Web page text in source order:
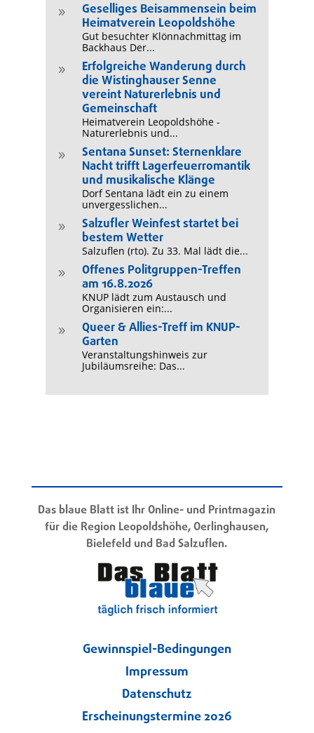
9
Geselliges Beisammensein beim
Heimatverein Leopoldshöhe
Gut besuchter Klönnachmittag im
Backhaus Der...
9
Erfolgreiche Wanderung durch
die Wistinghauser Senne
vereint Naturerlebnis und
Gemeinschaft
Heimatverein Leopoldshöhe -
Naturerlebnis und...
9
Sentana Sunset: Sternenklare
Nacht trifft Lagerfeuerromantik
und musikalische Klänge
Dorf Sentana lädt ein zu einem
unvergesslichen...
9
Salzufler Weinfest startet bei
bestem Wetter
Salzuflen (rto). Zu 33. Mal lädt die...
9
Offenes Politgruppen-Treffen
am 16.8.2026
KNUP lädt zum Austausch und
Organisieren ein:...
9
Queer & Allies-Treff im KNUP-
Garten
Veranstaltungshinweis zur
Jubiläumsreihe: Das...
Das blaue Blatt ist Ihr Online- und Printmagazin
für die Region Leopoldshöhe, Oerlinghausen,
Bielefeld und Bad Salzuflen.
Gewinnspiel-Bedingungen
Impressum
Datenschutz
Erscheinungstermine 2026